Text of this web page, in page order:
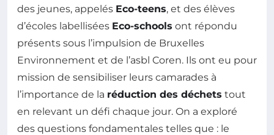
des jeunes, appelés Eco-teens, et des élèves
d’écoles labellisées Eco-schools ont répondu
présents sous l’impulsion de Bruxelles
Environnement et de l’asbl Coren. Ils ont eu pour
mission de sensibiliser leurs camarades à
l’importance de la réduction des déchets tout
en relevant un défi chaque jour. On a exploré
des questions fondamentales telles que : le